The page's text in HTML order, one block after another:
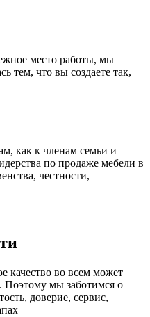
место работы, мы
тем, что вы создаете так,
как к членам семьи и
по продаже мебели в
честности,
качество во всем может
Поэтому мы заботимся о
доверие, сервис,